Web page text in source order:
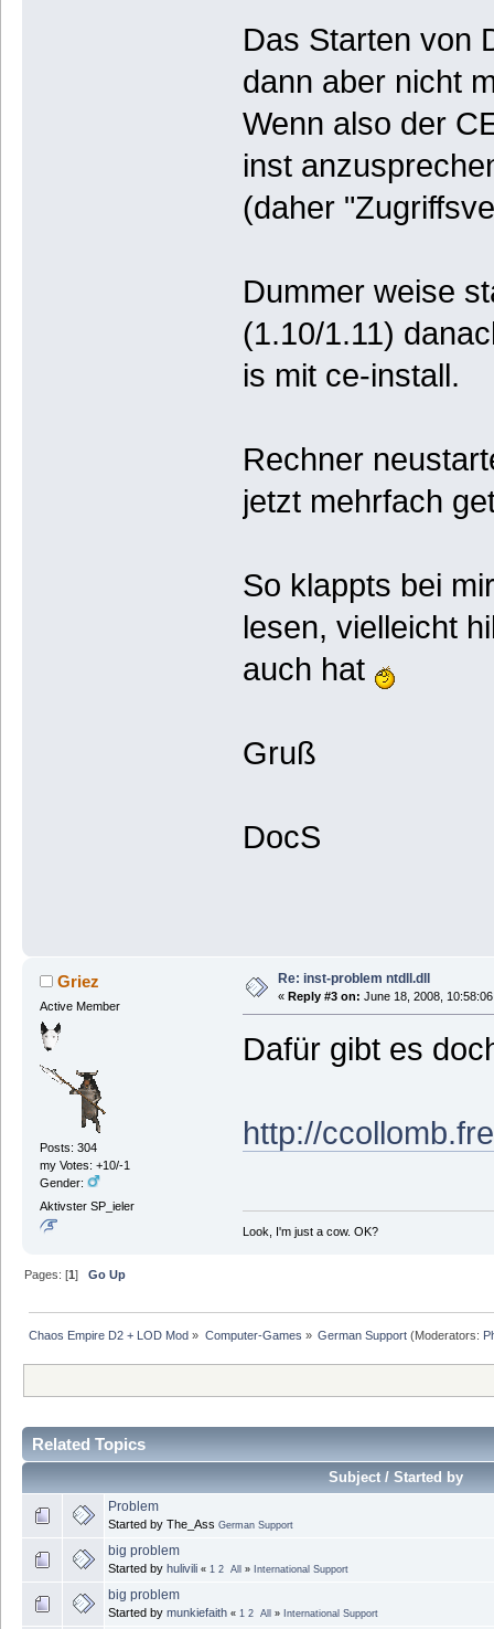
Das Starten von
dann aber nicht
Wenn also der
inst
(daher
Dummer weise
(1.10/1.11)
is mit ce-install.
Rechner
jetzt mehrfach
So klappts bei
lesen, vielleicht
auch hat
Gruß
DocS
Griez
Active Member
Posts: 304
my Votes: +10/-1
Gender:
Aktivster SP_ieler
Re: inst-problem ntdll.dll
« Reply #3 on: June 18, 2008,
Dafür gibt es
http://
Look, I'm just a cow. OK?
Pages: [1]Go Up
Chaos Empire D2 + LOD Mod » Computer-Games » German Support(Moderators:
Related Topics
Subject / Started by
Problem
Started by The_Ass German Support
big problem
Started by hulivili « 1 2 All » International Support
big problem
Started by munkiefaith « 1 2 All » International Support